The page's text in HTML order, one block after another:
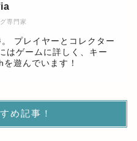
専門家
プレイヤーとコレクター
はゲームに詳しく、キー
遊んでいます！
め記事！